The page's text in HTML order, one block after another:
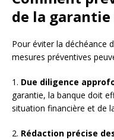
de la garantie
Pour éviter la déchéance
mesures préventives
1. Due diligence
garantie, la banque doit
situation financière et de
2. Rédaction précise